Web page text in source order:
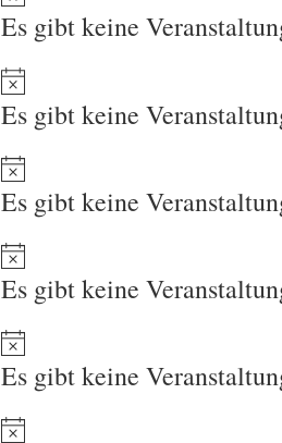
Es gibt keine
Es gibt keine
Es gibt keine
Es gibt keine
Es gibt keine